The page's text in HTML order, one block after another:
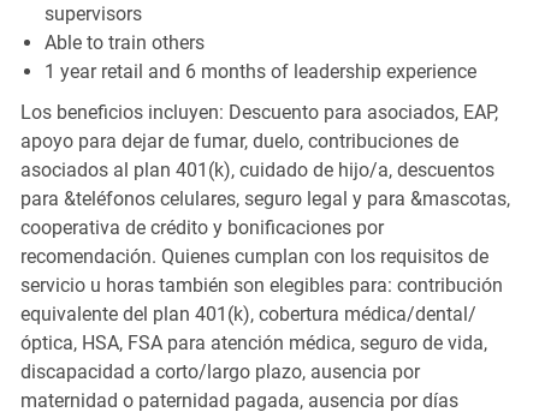
supervisors
Able to train others
1 year retail and 6 months of leadership experience
Los beneficios incluyen: Descuento para asociados, EAP,
apoyo para dejar de fumar, duelo, contribuciones de
asociados al plan 401(k), cuidado de hijo/a, descuentos
para &teléfonos celulares, seguro legal y para &mascotas,
cooperativa de crédito y bonificaciones por
recomendación. Quienes cumplan con los requisitos de
servicio u horas también son elegibles para: contribución
equivalente del plan 401(k), cobertura médica/dental/
óptica, HSA, FSA para atención médica, seguro de vida,
discapacidad a corto/largo plazo, ausencia por
maternidad o paternidad pagada, ausencia por días